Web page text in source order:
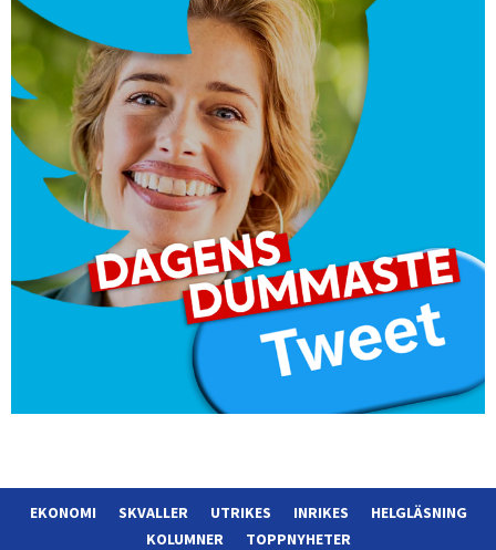
EKONOMI SKVALLER UTRIKES INRIKES
HELGLÄSNING
KOLUMNER
TOPPNYHETER